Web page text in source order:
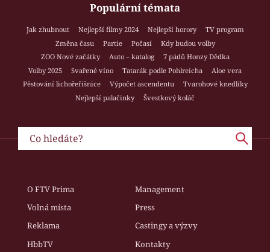
Populární témata
Jak zhubnout Nejlepší filmy 2024 Nejlepší horory
TV program
Změna času
Partie Počasí
Kdy budou volby
ZOO Nové začátky
Auto – katalog
7 pádů Honzy Dědka
Volby 2025
Svařené víno Tatarák podle Pohlreicha
Aloe vera
Pěstování lichořeřišnice
Výpočet ascendentu
Tvarohové knedlíky
Nejlepší palačinky
Švestkový koláč
O FTV Prima
Management
Volná místa
Press
Reklama
Castingy a výzvy
HbbTV
Kontakty